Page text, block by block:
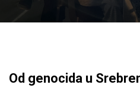
Od genocida u